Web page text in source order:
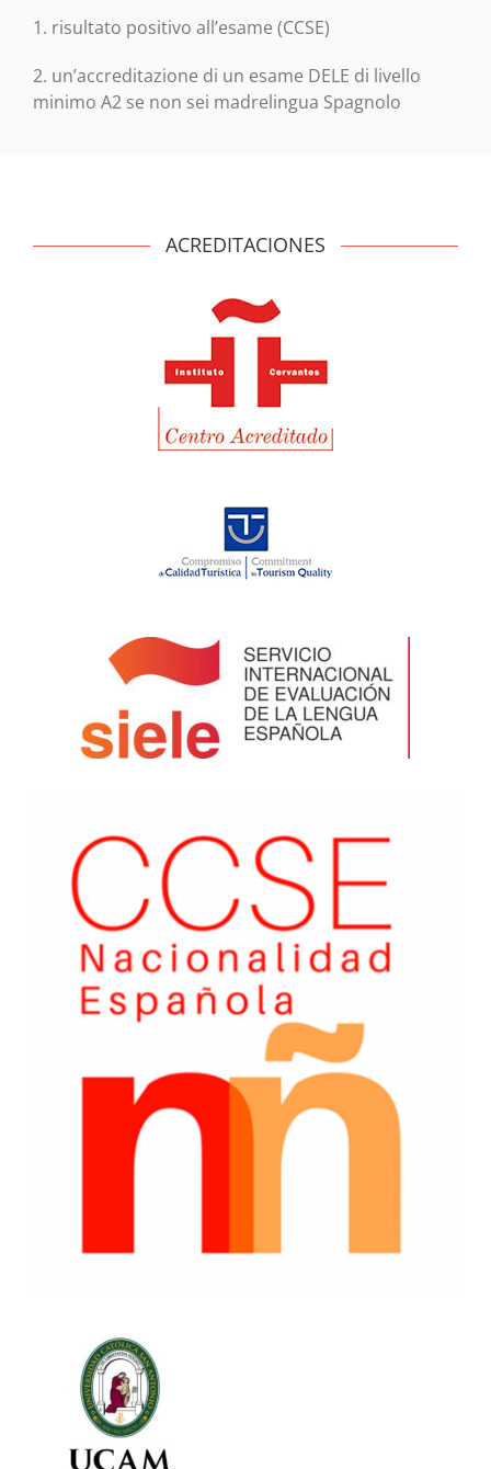
1. risultato positivo all’esame (CCSE)
2. un’accreditazione di un esame DELE di livello
minimo A2 se non sei madrelingua Spagnolo
ACREDITACIONES